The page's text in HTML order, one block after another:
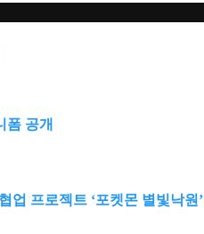
폼 공개
프로젝트 ‘포켓몬 별빛낙원’